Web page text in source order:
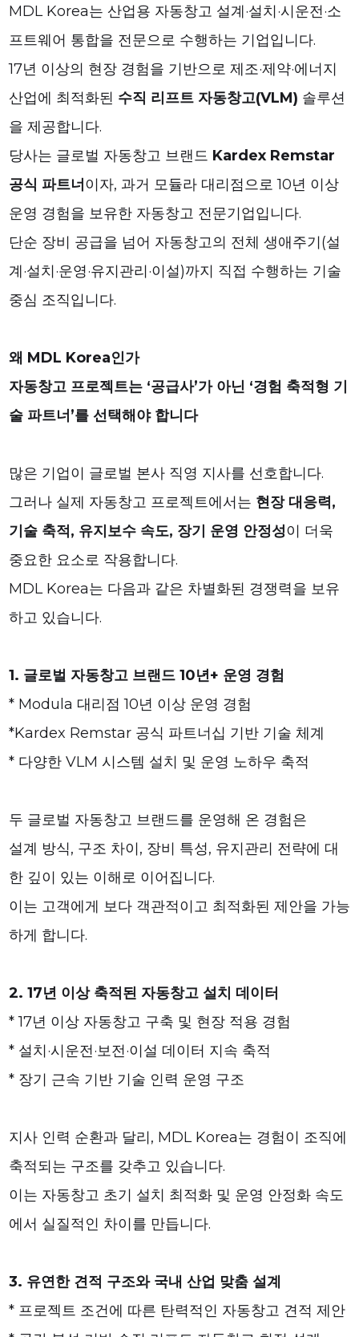
MDL Korea는 산업용 자동창고 설계·설치·시운전·소
프트웨어 통합을 전문으로 수행하는 기업입니다.
17년 이상의 현장 경험을 기반으로 제조·제약·에너지
산업에 최적화된 수직 리프트 자동창고(VLM) 솔루션
을 제공합니다.
당사는 글로벌 자동창고 브랜드 Kardex Remstar
공식 파트너이자, 과거 모듈라 대리점으로 10년 이상
운영 경험을 보유한 자동창고 전문기업입니다.
단순 장비 공급을 넘어 자동창고의 전체 생애주기(설
계·설치·운영·유지관리·이설)까지 직접 수행하는 기술
중심 조직입니다.
왜 MDL Korea인가
자동창고 프로젝트는 ‘공급사’가 아닌 ‘경험 축적형 기
술 파트너’를 선택해야 합니다
많은 기업이 글로벌 본사 직영 지사를 선호합니다.
그러나 실제 자동창고 프로젝트에서는 현장 대응력,
기술 축적, 유지보수 속도, 장기 운영 안정성이 더욱
중요한 요소로 작용합니다.
MDL Korea는 다음과 같은 차별화된 경쟁력을 보유
하고 있습니다.
1. 글로벌 자동창고 브랜드 10년+ 운영 경험
* Modula 대리점 10년 이상 운영 경험
*Kardex Remstar 공식 파트너십 기반 기술 체계
* 다양한 VLM 시스템 설치 및 운영 노하우 축적
두 글로벌 자동창고 브랜드를 운영해 온 경험은
설계 방식, 구조 차이, 장비 특성, 유지관리 전략에 대
한 깊이 있는 이해로 이어집니다.
이는 고객에게 보다 객관적이고 최적화된 제안을 가능
하게 합니다.
2. 17년 이상 축적된 자동창고 설치 데이터
* 17년 이상 자동창고 구축 및 현장 적용 경험
* 설치·시운전·보전·이설 데이터 지속 축적
* 장기 근속 기반 기술 인력 운영 구조
지사 인력 순환과 달리, MDL Korea는 경험이 조직에
축적되는 구조를 갖추고 있습니다.
이는 자동창고 초기 설치 최적화 및 운영 안정화 속도
에서 실질적인 차이를 만듭니다.
3. 유연한 견적 구조와 국내 산업 맞춤 설계
* 프로젝트 조건에 따른 탄력적인 자동창고 견적 제안